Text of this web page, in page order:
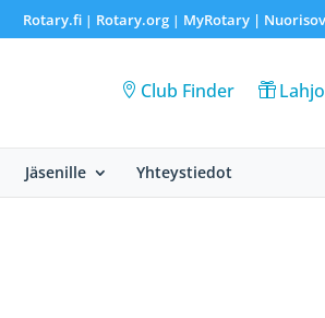
Rotary.fi| Rotary.org| MyRotary |
Club Finder
Jäsenille Yhteystiedot